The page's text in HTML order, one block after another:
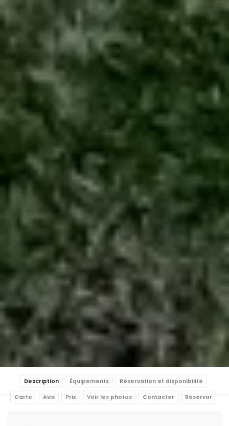
Description Équipements Réservation et disponibilité
Carte Avis Prix Voir les photos Contacter Réservar